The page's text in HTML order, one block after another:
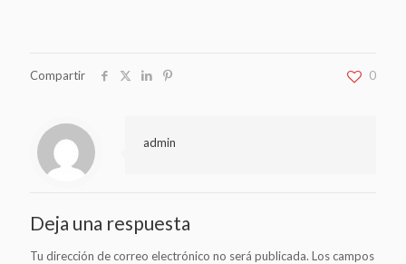
Compartir 0
admin
Deja una respuesta
Tu dirección de correo electrónico no será publicada. Los campos